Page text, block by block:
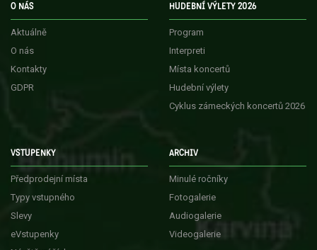
O NÁS
Aktuálně
O nás
Kontakty
GDPR
HUDEBNÍ VÝLETY 2026
Program
Interpreti
Místa koncertů
Hudební výlety
Cyklus zámeckých koncertů 2026
VSTUPENKY
Předprodejní místa
Typy vstupného
Slevy
eVstupenky
ARCHIV
Minulé ročníky
Fotogalerie
Audiogalerie
Videogalerie